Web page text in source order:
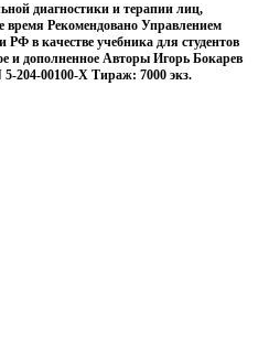
диагностики и терапии лиц,
Рекомендовано Управлением
в качестве учебника для студентов
и дополненное Авторы Игорь Бокарев
5-204-00100-Х Тираж: 7000 экз.